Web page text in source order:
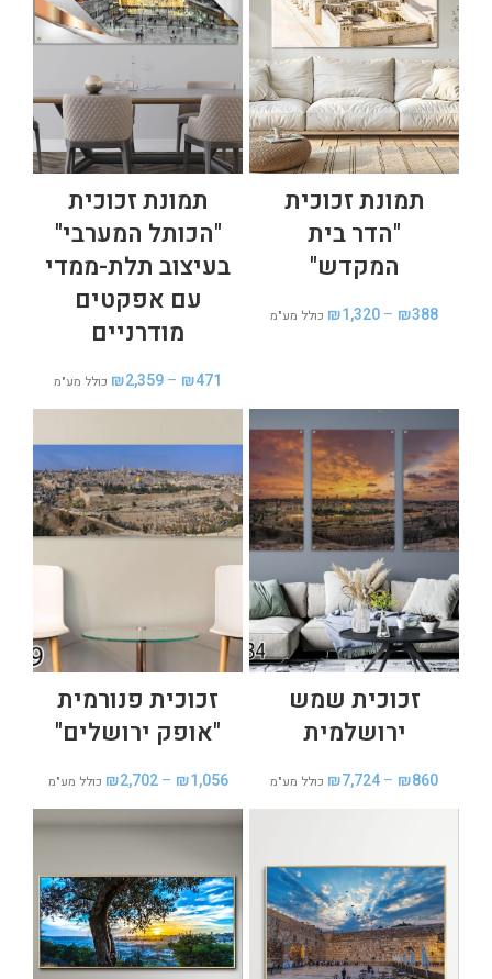
תמונת זכוכית
"הדר בית
המקדש"
₪388
–
₪1,320 כולל מע"מ
תמונת זכוכית
"הכותל המערבי"
בעיצוב תלת-ממדי
עם אפקטים
מודרניים
₪471
–
₪2,359 כולל מע"מ
זכוכית שמש
ירושלמית
₪860
–
₪7,724 כולל מע"מ
זכוכית פנורמית
"אופק ירושלים"
₪1,056
–
₪2,702 כולל מע"מ